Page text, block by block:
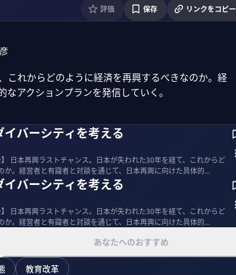
評価 保存 リンクをコピー
これからどのように経済を再興するべきなのか。経
アクションプランを発信していく。
バーシティを考える
日本再興ラストチャンス。日本が失われた30年を経て、これからど
か。経営者と有識者と対談を通じて、日本再興に向けた具体的...
バーシティを考える
日本再興ラストチャンス。日本が失われた30年を経て、これからど
か。経営者と有識者と対談を通じて、日本再興に向けた具体的...
あなたへのおすすめ
教育改革